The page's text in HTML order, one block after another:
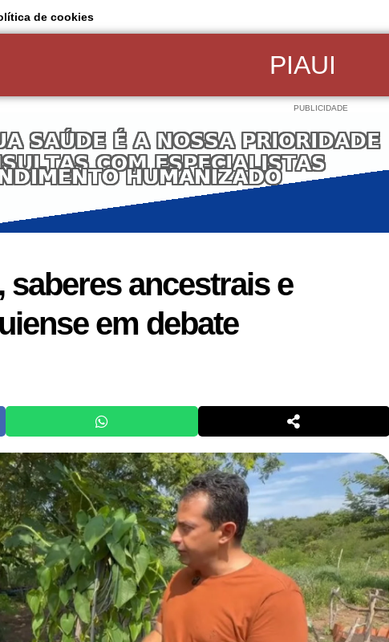
de cookies
PIAUI
PUBLICIDADE
ancestrais e
em debate